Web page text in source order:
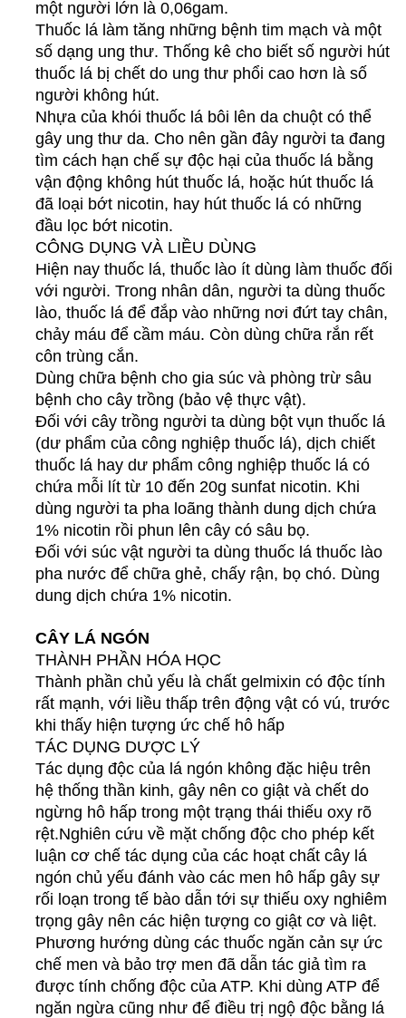
một người lớn là 0,06gam.
Thuốc lá làm tăng những bệnh tim mạch và một
số dạng ung thư. Thống kê cho biết số người hút
thuốc lá bị chết do ung thư phổi cao hơn là số
người không hút.
Nhựa của khói thuốc lá bôi lên da chuột có thể
gây ung thư da. Cho nên gần đây người ta đang
tìm cách hạn chế sự độc hại của thuốc lá bằng
vận động không hút thuốc lá, hoặc hút thuốc lá
đã loại bớt nicotin, hay hút thuốc lá có những
đầu lọc bớt nicotin.
CÔNG DỤNG VÀ LIỀU DÙNG
Hiện nay thuốc lá, thuốc lào ít dùng làm thuốc đối
với người. Trong nhân dân, người ta dùng thuốc
lào, thuốc lá để đắp vào những nơi đứt tay chân,
chảy máu để cầm máu. Còn dùng chữa rắn rết
côn trùng cắn.
Dùng chữa bệnh cho gia súc và phòng trừ sâu
bệnh cho cây trồng (bảo vệ thực vật).
Đối với cây trồng người ta dùng bột vụn thuốc lá
(dư phẩm của công nghiệp thuốc lá), dịch chiết
thuốc lá hay dư phẩm công nghiệp thuốc lá có
chứa mỗi lít từ 10 đến 20g sunfat nicotin. Khi
dùng người ta pha loãng thành dung dịch chứa
1% nicotin rồi phun lên cây có sâu bọ.
Đối với súc vật người ta dùng thuốc lá thuốc lào
pha nước để chữa ghẻ, chấy rận, bọ chó. Dùng
dung dịch chứa 1% nicotin.
CÂY LÁ NGÓN
THÀNH PHẦN HÓA HỌC
Thành phần chủ yếu là chất gelmixin có độc tính
rất mạnh, với liều thấp trên động vật có vú, trước
khi thấy hiện tượng ức chế hô hấp
TÁC DỤNG DƯỢC LÝ
Tác dụng độc của lá ngón không đặc hiệu trên
hệ thống thần kinh, gây nên co giật và chết do
ngừng hô hấp trong một trạng thái thiếu oxy rõ
rệt.Nghiên cứu về mặt chống độc cho phép kết
luận cơ chế tác dụng của các hoạt chất cây lá
ngón chủ yếu đánh vào các men hô hấp gây sự
rối loạn trong tế bào dẫn tới sự thiếu oxy nghiêm
trọng gây nên các hiện tượng co giật cơ và liệt.
Phương hướng dùng các thuốc ngăn cản sự ức
chế men và bảo trợ men đã dẫn tác giả tìm ra
được tính chống độc của ATP. Khi dùng ATP để
ngăn ngừa cũng như để điều trị ngộ độc bằng lá